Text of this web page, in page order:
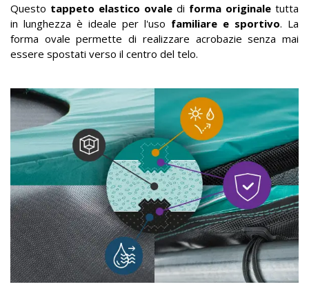
Questo tappeto elastico ovale di forma originale tutta
in lunghezza è ideale per l'uso familiare e sportivo. La
forma ovale permette di realizzare acrobazie senza mai
essere spostati verso il centro del telo.